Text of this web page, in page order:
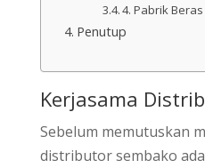
4. Pabrik Beras
Penutup
Kerjasama
Sebelum memutuskan
distributor sembako